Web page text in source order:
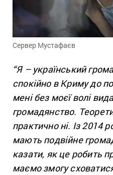
Сервер Мустафаєв
“Я – український
спокійно в Криму до
мені без моєї волі
громадянство.
практично ні. Із 2014
мають подвійне
казати, як це робить
маємо змогу